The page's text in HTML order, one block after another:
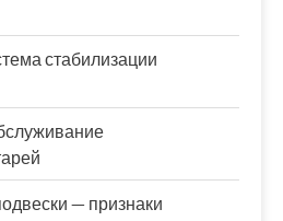
стабилизации
— признаки